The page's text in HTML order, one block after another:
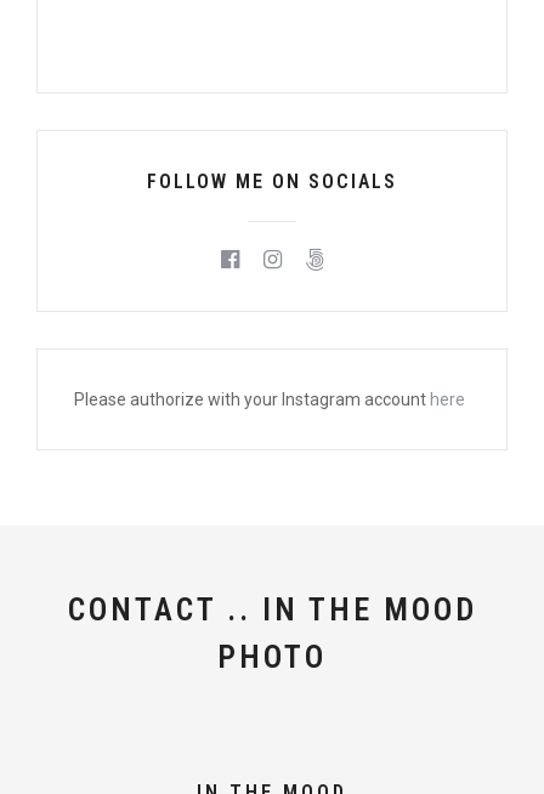
FOLLOW ME ON SOCIALS
Please authorize with your Instagram account here
CONTACT .. IN THE MOOD
PHOTO